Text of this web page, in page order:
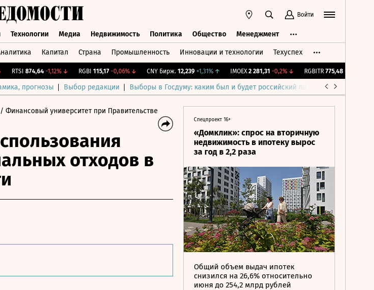
Войти
Технологии Медиа Недвижимость Политика Общество Менеджмент
Капитал Страна Промышленность Инновации и технологии Техуспех
RTSI 874,64 -1,12%↓ RGBI 115,17 -0,06%↓ CNY Бирж. 12,239 +1,31%↑ IMOEX 2 281,31 -0,2%↓ RGBITR 775,48 -0,03%
прогнозы Выбор редакции Выборы в Госдуму: каким был и будет российский парламент
/ Финансовый университет при Правительстве
отходов в
Спецпроект 16+
«Домклик»: спрос на вторичную
недвижимость в ипотеку вырос
за год в 2,2 раза
Общий объем выдач ипотек
снизился на 26,6% относительно
июня до 254,2 млрд рублей